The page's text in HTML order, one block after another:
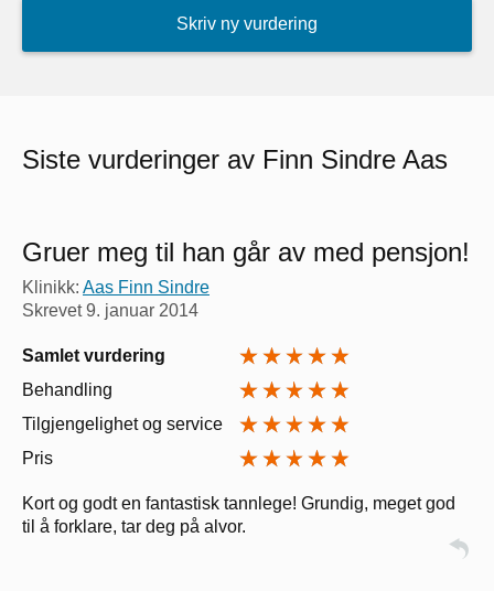
Skriv ny vurdering
Siste vurderinger av Finn Sindre Aas
Gruer meg til han går av med pensjon!
Klinikk: Aas Finn Sindre
Skrevet9. januar 2014
Samlet vurdering
Behandling
Tilgjengelighet og service
Pris
Kort og godt en fantastisk tannlege! Grundig, meget god
til å forklare, tar deg på alvor.